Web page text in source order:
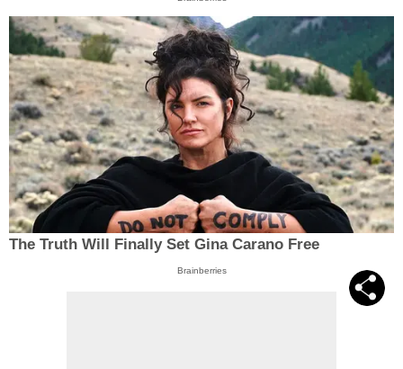
The Truth Will Finally Set Gina Carano Free
Brainberries